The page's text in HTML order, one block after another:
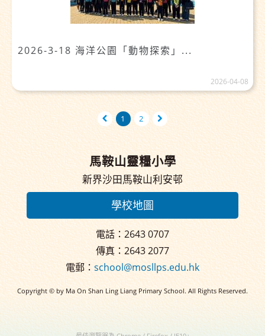
2026-3-18 海洋公園「動物探索」...
2026-04-08
1 2
馬鞍山靈糧小學
新界沙田馬鞍山利安邨
學校地圖
電話：2643 0707
傳真：2643 2077
電郵：school@mosllps.edu.hk
Copyright © by Ma On Shan Ling Liang Primary School. All Rights Reserved.